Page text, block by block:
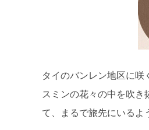
タイのバンレン地区に咲
スミンの花々の中を吹
て、まるで旅先にいるよ